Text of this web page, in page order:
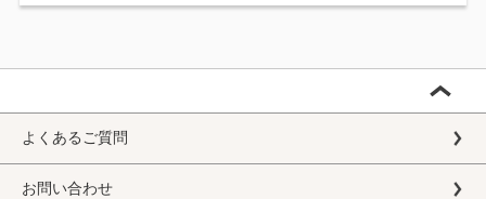
よくあるご質問
お問い合わせ